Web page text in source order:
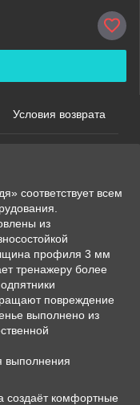
Условия возврата
соответствует всем
из
профиля 3 мм
тренажеру более
повреждение
выполнено из
выполнения
создаёт комфортные